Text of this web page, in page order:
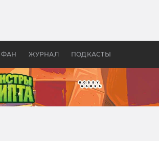
ФАН ЖУРНАЛ ПОДКАСТЫ
бы «Властелина колец»